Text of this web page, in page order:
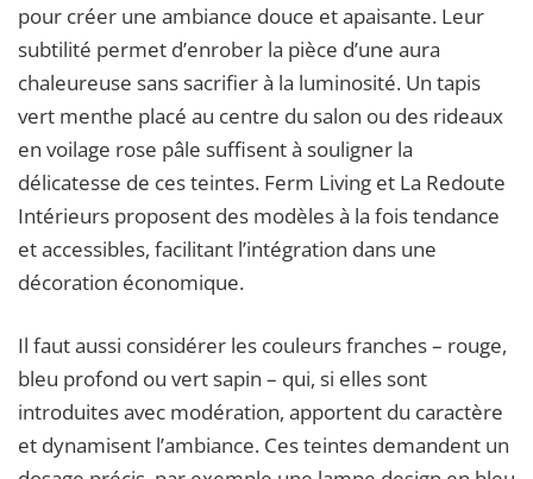
pour créer une ambiance douce et apaisante. Leur
subtilité permet d’enrober la pièce d’une aura
chaleureuse sans sacrifier à la luminosité. Un tapis
vert menthe placé au centre du salon ou des rideaux
en voilage rose pâle suffisent à souligner la
délicatesse de ces teintes. Ferm Living et La Redoute
Intérieurs proposent des modèles à la fois tendance
et accessibles, facilitant l’intégration dans une
décoration économique.
Il faut aussi considérer les couleurs franches – rouge,
bleu profond ou vert sapin – qui, si elles sont
introduites avec modération, apportent du caractère
et dynamisent l’ambiance. Ces teintes demandent un